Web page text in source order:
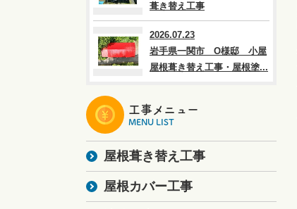
葺き替え工事
2026.07.23
岩手県一関市 O様邸 小屋
屋根葺き替え工事・屋根塗...
工事メニュー
MENU LIST
屋根葺き替え工事
屋根カバー工事